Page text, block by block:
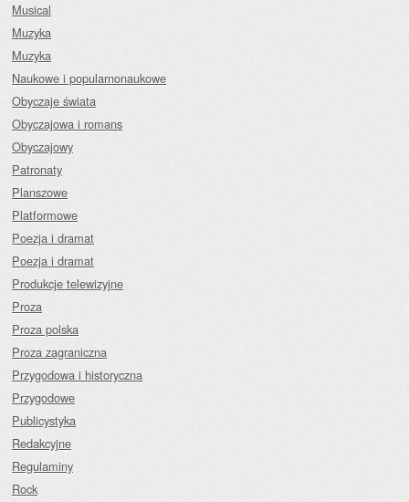
Musical
Muzyka
Muzyka
Naukowe i popularnonaukowe
Obyczaje świata
Obyczajowa i romans
Obyczajowy
Patronaty
Planszowe
Platformowe
Poezja i dramat
Poezja i dramat
Produkcje telewizyjne
Proza
Proza polska
Proza zagraniczna
Przygodowa i historyczna
Przygodowe
Publicystyka
Redakcyjne
Regulaminy
Rock